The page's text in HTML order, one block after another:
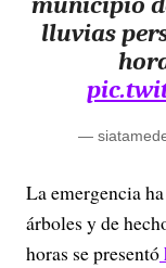
lluvias
—
La emergencia
árboles y de
horas se presentó